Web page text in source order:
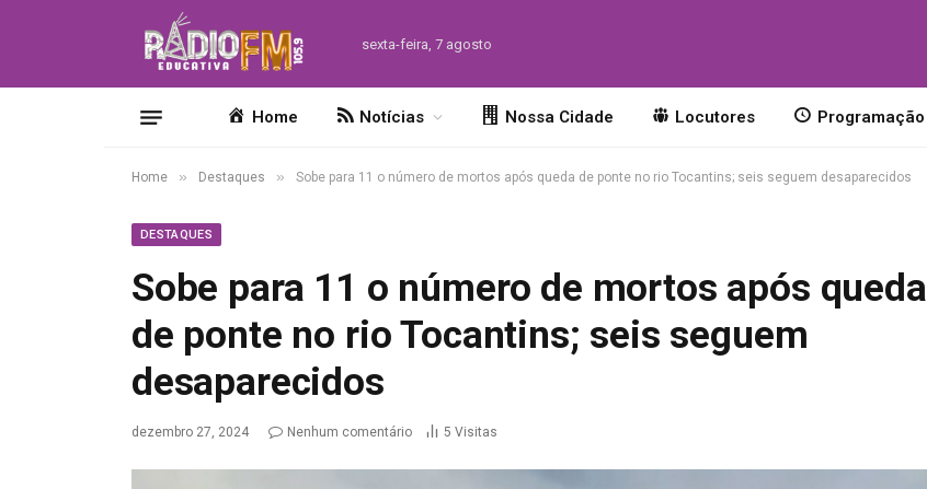
sexta-feira, 7 agosto
Home Notícias Nossa Cidade Locutores Programação
Home » Destaques » Sobe para 11 o número de mortos após queda de ponte no rio Tocantins; seis seguem desaparecidos
DESTAQUES
Sobe para 11 o número de mortos após queda
de ponte no rio Tocantins; seis seguem
desaparecidos
dezembro 27, 2024 Nenhum comentário 5 Visitas